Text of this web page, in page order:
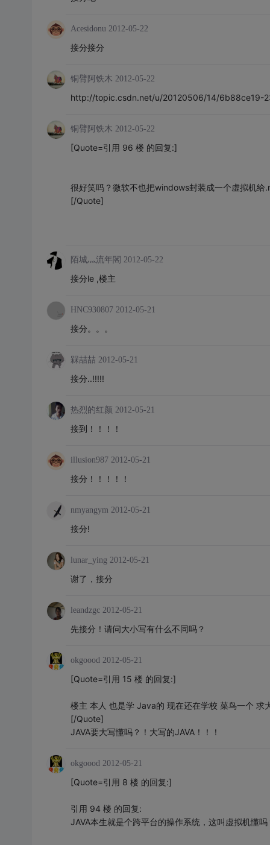
Acesidonu 2012-05-22
接分接分
铜臂阿铁木 2012-05-22
http://topic.csdn.net/u/20120506/14/6b88ce19-
铜臂阿铁木 2012-05-22
[Quote=引用 96 楼 的回复:]
很好笑吗？微软不也把windows封装成一个虚拟机给
[/Quote]
陌城灬流年閣 2012-05-22
接分le ,楼主
HNC930807 2012-05-21
接分。。。
槑喆喆 2012-05-21
接分..!!!!!
热烈的红颜 2012-05-21
接到！！！！
illusion987 2012-05-21
接分！！！！！
nmyangym 2012-05-21
接分!
lunar_ying 2012-05-21
谢了，接分
leandzgc 2012-05-21
先接分！请问大小写有什么不同吗？
okgoood 2012-05-21
[Quote=引用 15 楼 的回复:]
楼主 本人 也是学 Java的 现在还在学校 菜鸟一个 求
[/Quote]
JAVA要大写懂吗？！大写的JAVA！！！
okgoood 2012-05-21
[Quote=引用 8 楼 的回复:]
引用 94 楼 的回复:
JAVA本生就是个跨平台的操作系统，这叫虚拟机懂